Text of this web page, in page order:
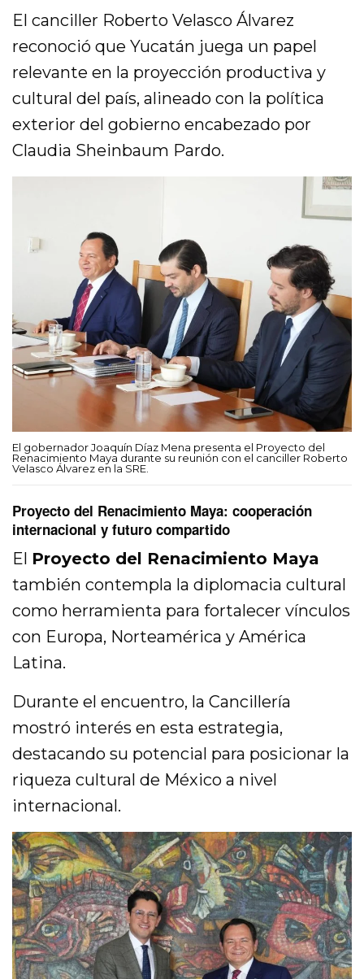
El canciller Roberto Velasco Álvarez
reconoció que Yucatán juega un papel
relevante en la proyección productiva y
cultural del país, alineado con la política
exterior del gobierno encabezado por
Claudia Sheinbaum Pardo.
El gobernador Joaquín Díaz Mena presenta el Proyecto del
Renacimiento Maya durante su reunión con el canciller Roberto
Velasco Álvarez en la SRE.
Proyecto del Renacimiento Maya: cooperación
internacional y futuro compartido
El Proyecto del Renacimiento Maya
también contempla la diplomacia cultural
como herramienta para fortalecer vínculos
con Europa, Norteamérica y América
Latina.
Durante el encuentro, la Cancillería
mostró interés en esta estrategia,
destacando su potencial para posicionar la
riqueza cultural de México a nivel
internacional.